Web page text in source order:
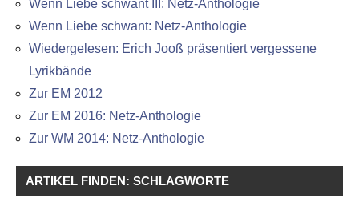
Wenn Liebe schwant III: Netz-Anthologie
Wenn Liebe schwant: Netz-Anthologie
Wiedergelesen: Erich Jooß präsentiert vergessene
Lyrikbände
Zur EM 2012
Zur EM 2016: Netz-Anthologie
Zur WM 2014: Netz-Anthologie
ARTIKEL FINDEN: SCHLAGWORTE